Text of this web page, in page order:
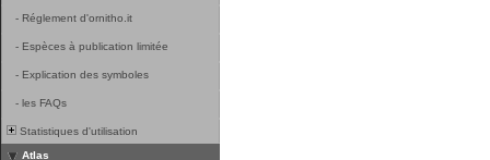
- Réglement d'ornitho.it
- Espèces à publication limitée
- Explication des symboles
- les FAQs
Statistiques d'utilisation
Atlas